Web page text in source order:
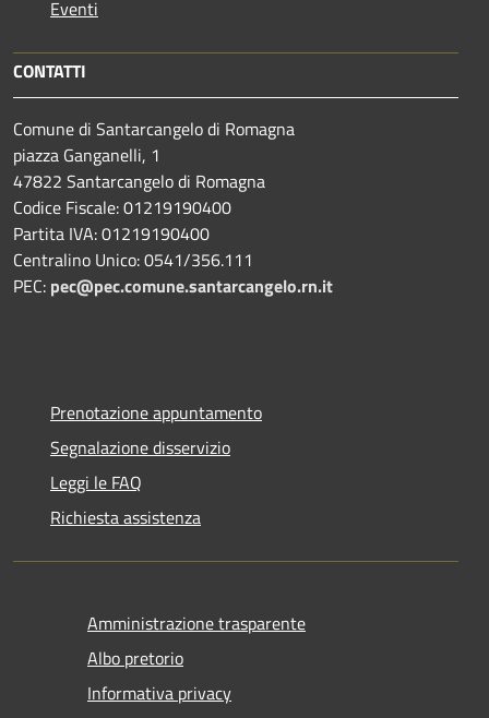
Eventi
CONTATTI
Comune di Santarcangelo di Romagna
piazza Ganganelli, 1
47822 Santarcangelo di Romagna
Codice Fiscale: 01219190400
Partita IVA: 01219190400
Centralino Unico: 0541/356.111
PEC: pec@pec.comune.santarcangelo.rn.it
Prenotazione appuntamento
Segnalazione disservizio
Leggi le FAQ
Richiesta assistenza
Amministrazione trasparente
Albo pretorio
Informativa privacy